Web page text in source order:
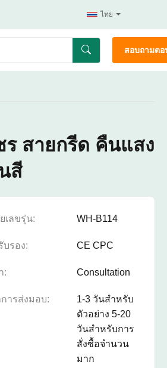
ไทย
สอบถามต
ร สายกรีด คืนแสง
สี
เลขรุ่น: WH-B114
บรอง: CE CPC
: Consultation
การส่งมอบ:
1-3 วันสำหรับ
ตัวอย่าง 5-20
วันสำหรับการ
สั่งซื้อจำนวน
มาก